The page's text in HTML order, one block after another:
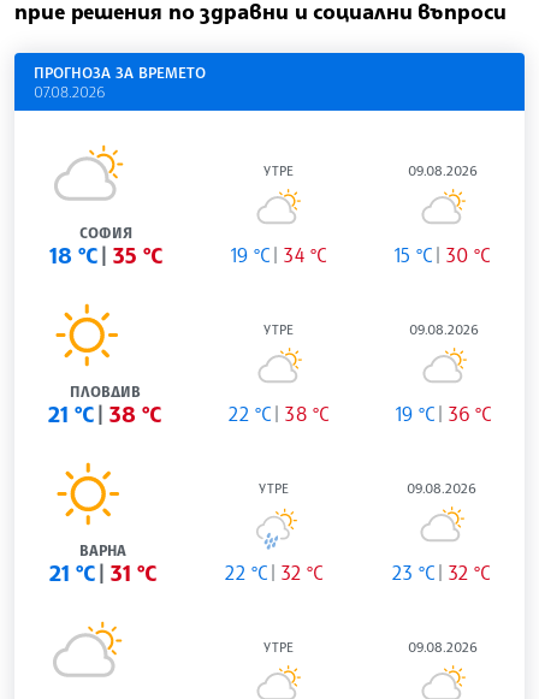
прие решения по здравни и социални въпроси
ПРОГНОЗА ЗА ВРЕМЕТО
07.08.2026
СОФИЯ
18 °C 35 °C
УТРЕ
19 °C 34 °C
09.08.2026
15 °C 30 °C
ПЛОВДИВ
21 °C 38 °C
УТРЕ
22 °C 38 °C
09.08.2026
19 °C 36 °C
ВАРНА
21 °C 31 °C
УТРЕ
22 °C 32 °C
09.08.2026
23 °C 32 °C
УТРЕ 09.08.2026